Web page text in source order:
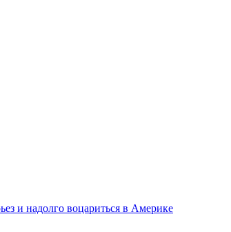
и надолго воцариться в Америке